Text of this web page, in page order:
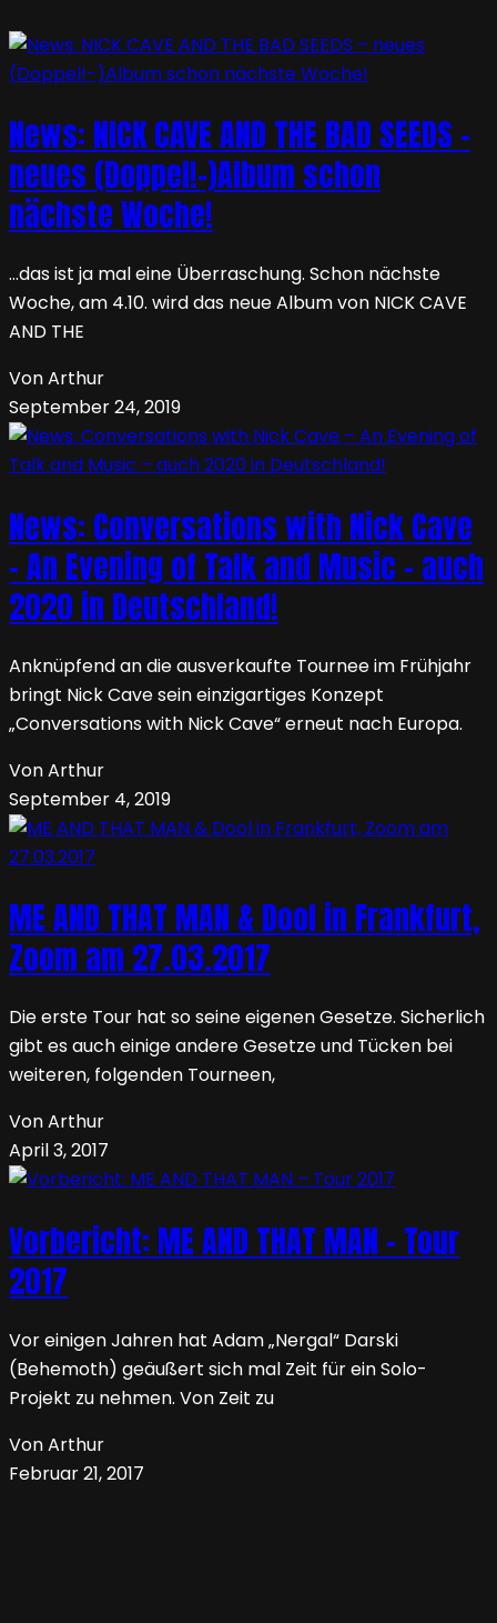
News: NICK CAVE AND THE BAD SEEDS –
neues (Doppel!-)Album schon
nächste Woche!
…das ist ja mal eine Überraschung. Schon nächste
Woche, am 4.10. wird das neue Album von NICK CAVE
AND THE
Von Arthur
September 24, 2019
News: Conversations with Nick Cave
– An Evening of Talk and Music – auch
2020 in Deutschland!
Anknüpfend an die ausverkaufte Tournee im Frühjahr
bringt Nick Cave sein einzigartiges Konzept
„Conversations with Nick Cave“ erneut nach Europa.
Von Arthur
September 4, 2019
ME AND THAT MAN & Dool in Frankfurt,
Zoom am 27.03.2017
Die erste Tour hat so seine eigenen Gesetze. Sicherlich
gibt es auch einige andere Gesetze und Tücken bei
weiteren, folgenden Tourneen,
Von Arthur
April 3, 2017
Vorbericht: ME AND THAT MAN – Tour
2017
Vor einigen Jahren hat Adam „Nergal“ Darski
(Behemoth) geäußert sich mal Zeit für ein Solo-
Projekt zu nehmen. Von Zeit zu
Von Arthur
Februar 21, 2017